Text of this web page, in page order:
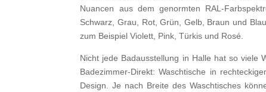
Nuancen aus dem genormten RAL-
Schwarz, Grau, Rot, Grün, Gelb, Braun und
zum Beispiel Violett, Pink, Türkis und Rosé.
Nicht jede Badausstellung in Halle hat so viele
Badezimmer-Direkt: Waschtische in
Design. Je nach Breite des Waschtisches